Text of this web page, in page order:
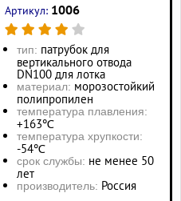
Артикул: 1006
тип: патрубок для
вертикального отвода
DN100 для лотка
материал: морозостойкий
полипропилен
температура плавления:
+163℃
температура хрупкости:
-54℃
срок службы: не менее 50
лет
производитель: Россия